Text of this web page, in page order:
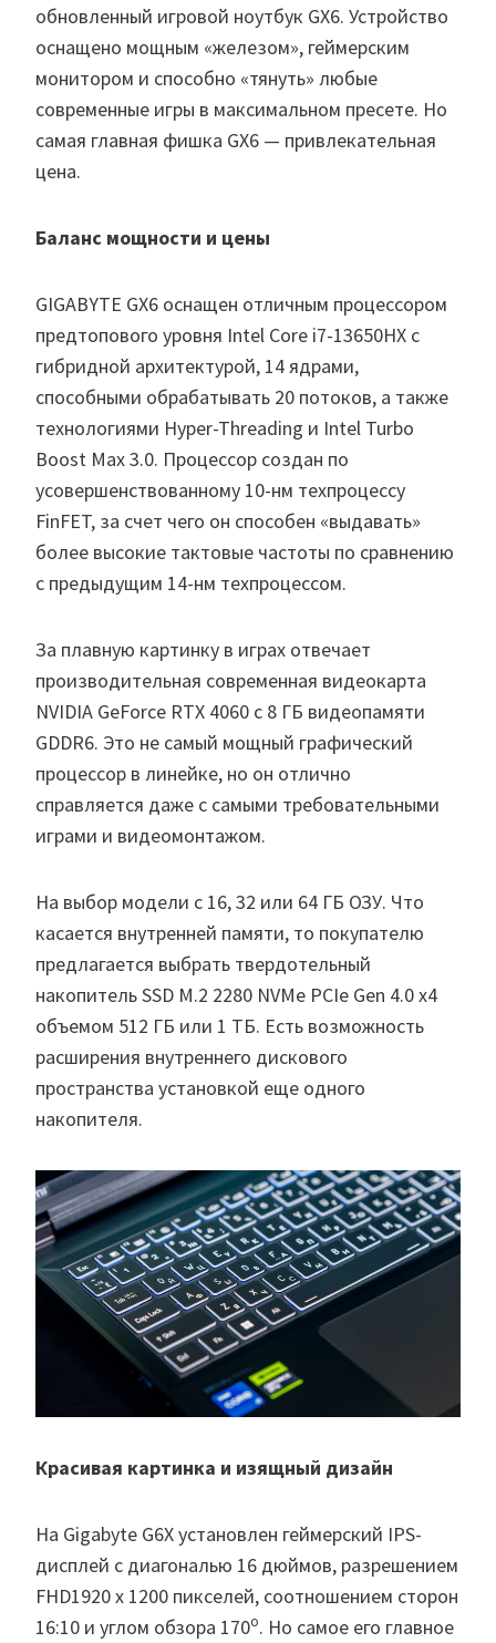
обновленный игровой ноутбук GX6. Устройство
оснащено мощным «железом», геймерским
монитором и способно «тянуть» любые
современные игры в максимальном пресете. Но
самая главная фишка GX6 — привлекательная
цена.
Баланс мощности и цены
GIGABYTE GX6 оснащен отличным процессором
предтопового уровня Intel Core i7-13650HX с
гибридной архитектурой, 14 ядрами,
способными обрабатывать 20 потоков, а также
технологиями Hyper-Threading и Intel Turbo
Boost Max 3.0. Процессор создан по
усовершенствованному 10-нм техпроцессу
FinFET, за счет чего он способен «выдавать»
более высокие тактовые частоты по сравнению
с предыдущим 14-нм техпроцессом.
За плавную картинку в играх отвечает
производительная современная видеокарта
NVIDIA GeForce RTX 4060 с 8 ГБ видеопамяти
GDDR6. Это не самый мощный графический
процессор в линейке, но он отлично
справляется даже с самыми требовательными
играми и видеомонтажом.
На выбор модели с 16, 32 или 64 ГБ ОЗУ. Что
касается внутренней памяти, то покупателю
предлагается выбрать твердотельный
накопитель SSD M.2 2280 NVMe PCIe Gen 4.0 x4
объемом 512 ГБ или 1 ТБ. Есть возможность
расширения внутреннего дискового
пространства установкой еще одного
накопителя.
Красивая картинка и изящный дизайн
На Gigabyte G6X установлен геймерский IPS-
дисплей с диагональю 16 дюймов, разрешением
FHD1920 x 1200 пикселей, соотношением сторон
16:10 и углом обзора 170о. Но самое его главное